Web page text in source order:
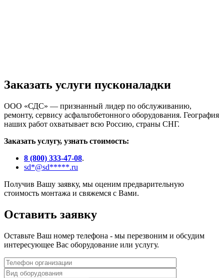
Заказать услуги пусконаладки
ООО «СДС» — признанный лидер по обслуживанию,
ремонту, сервису асфальтобетонного оборудования. География
наших работ охватывает всю Россию, страны СНГ.
Заказать услугу, узнать стоимость:
8 (800) 333-47-08.
sd*@sd*****.ru
Получив Вашу заявку, мы оценим предварительную
стоимость монтажа и свяжемся с Вами.
Оставить заявку
Оставьте Ваш номер телефона - мы перезвоним и обсудим
интересующее Вас оборудование или услугу.